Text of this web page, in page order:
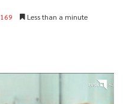
169 Less than a minute